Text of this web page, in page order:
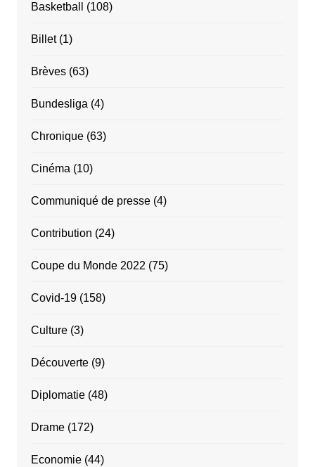
Basketball (108)
Billet(1)
Brèves(63)
Bundesliga (4)
Chronique(63)
Cinéma (10)
Communiqué de presse(4)
Contribution (24)
Coupe du Monde 2022 (75)
Covid-19(158)
Culture(3)
Découverte(9)
Diplomatie(48)
Drame(172)
Economie(44)